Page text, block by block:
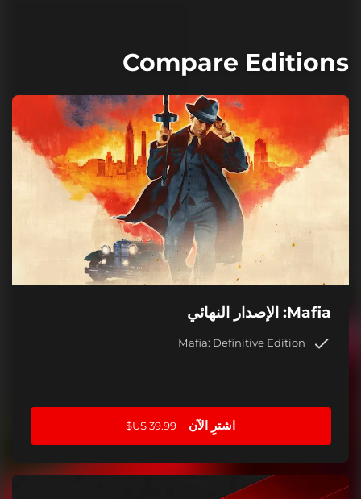
Compare Editions
Mafia: الإصدار النهائي
Mafia: Definitive Edition
اشترِ الآن